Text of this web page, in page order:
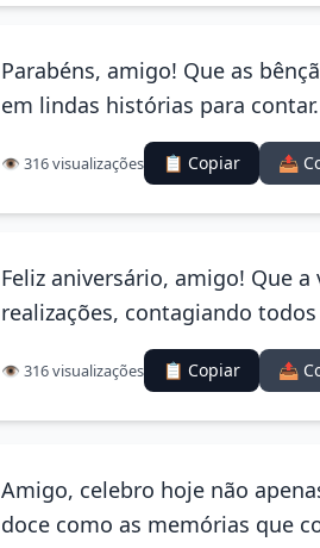
Parabéns, amigo! Que as
em lindas histórias para contar.
👁️ 316 visualizações 📋 Copiar 📤
Feliz aniversário, amigo! Que
realizações, contagiando
👁️ 316 visualizações 📋 Copiar 📤
Amigo, celebro hoje não
doce como as memórias que